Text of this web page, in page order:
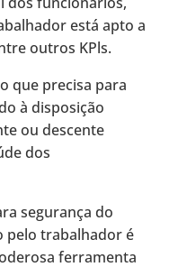
está apto a
outros KPls.
que precisa para
à disposição
ou descente
dos
segurança do
pelo trabalhador é
ferramenta